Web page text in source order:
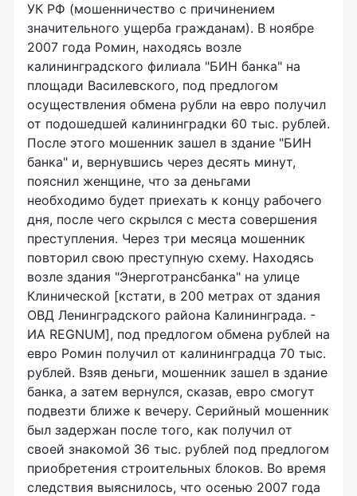
УК РФ (мошенничество с причинением
значительного ущерба гражданам). В ноябре
2007 года Ромин, находясь возле
калининградского филиала "БИН банка" на
площади Василевского, под предлогом
осуществления обмена рубли на евро получил
от подошедшей калининградки 60 тыс. рублей.
После этого мошенник зашел в здание "БИН
банка" и, вернувшись через десять минут,
пояснил женщине, что за деньгами
необходимо будет приехать к концу рабочего
дня, после чего скрылся с места совершения
преступления. Через три месяца мошенник
повторил свою преступную схему. Находясь
возле здания "Энерготрансбанка" на улице
Клинической [кстати, в 200 метрах от здания
ОВД Ленинградского района Калининграда. -
ИА REGNUM], под предлогом обмена рублей на
евро Ромин получил от калининградца 70 тыс.
рублей. Взяв деньги, мошенник зашел в здание
банка, а затем вернулся, сказав, евро смогут
подвезти ближе к вечеру. Серийный мошенник
был задержан после того, как получил от
своей знакомой 36 тыс. рублей под предлогом
приобретения строительных блоков. Во время
следствия выяснилось, что осенью 2007 года